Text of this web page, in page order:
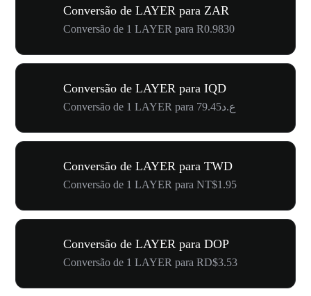
Conversão de LAYER para ZAR
Conversão de 1 LAYER para R0.9830
Conversão de LAYER para IQD
Conversão de 1 LAYER para ع.د79.45
Conversão de LAYER para TWD
Conversão de 1 LAYER para NT$1.95
Conversão de LAYER para DOP
Conversão de 1 LAYER para RD$3.53